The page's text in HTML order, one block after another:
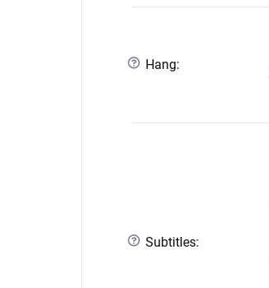
? Hang:
? Subtitles: